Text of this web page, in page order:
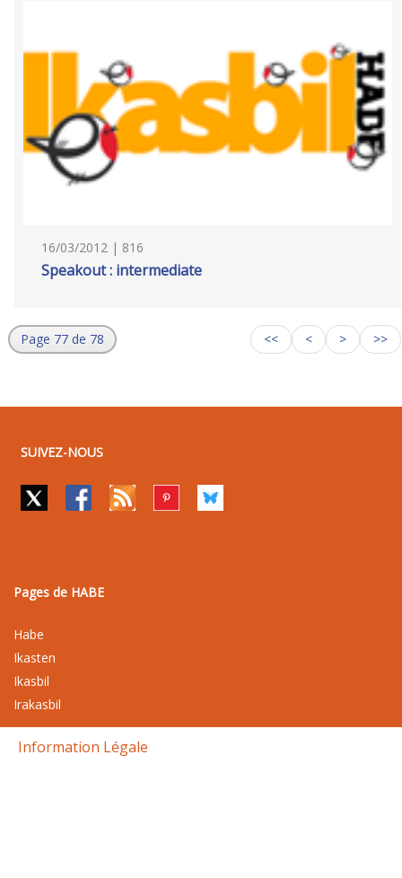
16/03/2012 | 816
Speakout : intermediate
Page 77 de 78 << < > >>
SUIVEZ-NOUS
Pages de HABE
Habe
Ikasten
Ikasbil
Irakasbil
Information Légale